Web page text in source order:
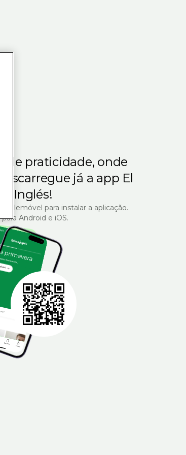
de praticidade, onde
Descarregue já a app El
Inglés!
telemóvel para instalar a aplicação.
Android e iOS.